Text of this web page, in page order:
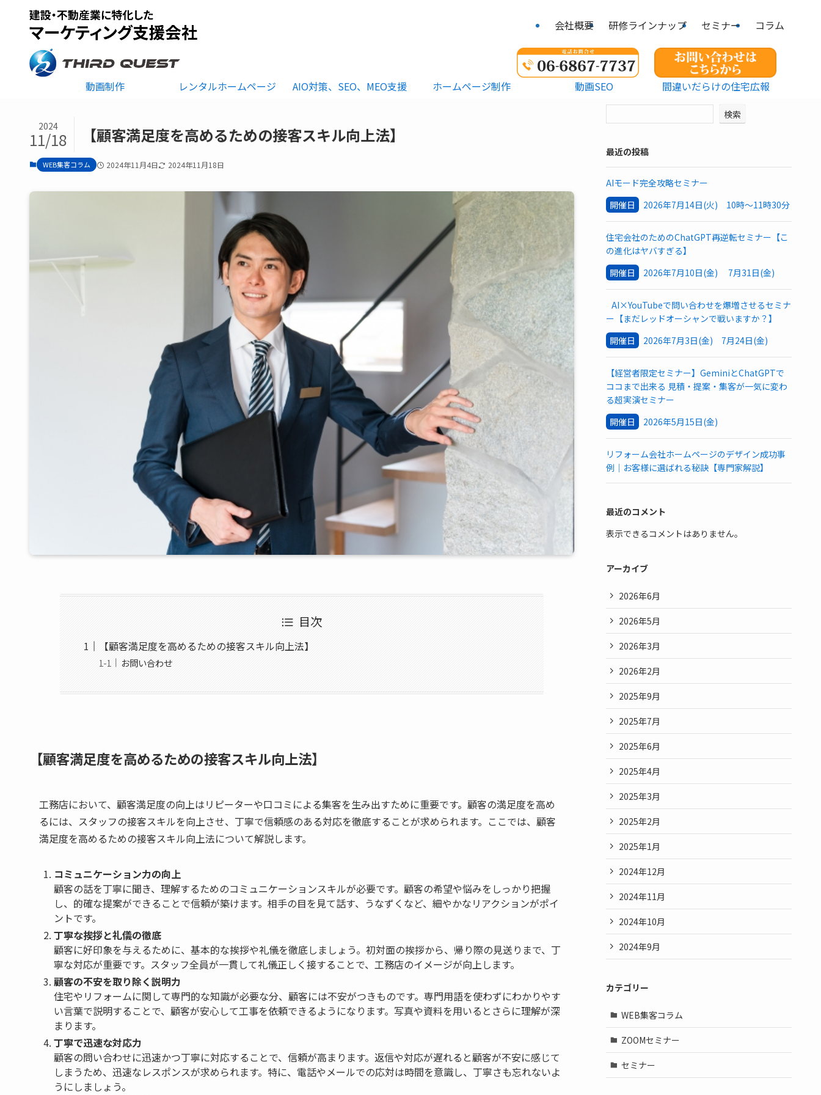
会社概要 研修ラインナップ セミナー コラム
動画制作 レンタルホームページ AIO対策、SEO、MEO支援 ホームページ制作 動画SEO 間違いだらけの住宅広報
【顧客満足度を高めるための接客スキル向上法】
2024
11/18
WEB集客コラム 2024年11月4日 2024年11月18日
目次
【顧客満足度を高めるための接客スキル向上法】
お問い合わせ
【顧客満足度を高めるための接客スキル向上法】
工務店において、顧客満足度の向上はリピーターや口コミによる集客を生み出すために重要です。顧客の満足度を高め
るには、スタッフの接客スキルを向上させ、丁寧で信頼感のある対応を徹底することが求められます。ここでは、顧客
満足度を高めるための接客スキル向上法について解説します。
コミュニケーション力の向上
顧客の話を丁寧に聞き、理解するためのコミュニケーションスキルが必要です。顧客の希望や悩みをしっかり把握
し、的確な提案ができることで信頼が築けます。相手の目を見て話す、うなずくなど、細やかなリアクションがポイ
ントです。
丁寧な挨拶と礼儀の徹底
顧客に好印象を与えるために、基本的な挨拶や礼儀を徹底しましょう。初対面の挨拶から、帰り際の見送りまで、丁
寧な対応が重要です。スタッフ全員が一貫して礼儀正しく接することで、工務店のイメージが向上します。
顧客の不安を取り除く説明力
住宅やリフォームに関して専門的な知識が必要な分、顧客には不安がつきものです。専門用語を使わずにわかりやす
い言葉で説明することで、顧客が安心して工事を依頼できるようになります。写真や資料を用いるとさらに理解が深
まります。
丁寧で迅速な対応力
顧客の問い合わせに迅速かつ丁寧に対応することで、信頼が高まります。返信や対応が遅れると顧客が不安に感じて
しまうため、迅速なレスポンスが求められます。特に、電話やメールでの応対は時間を意識し、丁寧さも忘れないよ
うにしましょう。
検索
最近の投稿
AIモード完全攻略セミナー
開催日
2026年7月14日(火) 10時～11時30分
住宅会社のためのChatGPT再逆転セミナー【こ
の進化はヤバすぎる】
開催日
2026年7月10日(金) 7月31日(金)
AI×YouTubeで問い合わせを爆増させるセミナ
ー【まだレッドオーシャンで戦いますか？】
開催日
2026年7月3日(金) 7月24日(金)
【経営者限定セミナー】GeminiとChatGPTで
ココまで出来る 見積・提案・集客が一気に変わ
る超実演セミナー
開催日
2026年5月15日(金)
リフォーム会社ホームページのデザイン成功事
例｜お客様に選ばれる秘訣【専門家解説】
最近のコメント
表示できるコメントはありません。
アーカイブ
2026年6月
2026年5月
2026年3月
2026年2月
2025年9月
2025年7月
2025年6月
2025年4月
2025年3月
2025年2月
2025年1月
2024年12月
2024年11月
2024年10月
2024年9月
カテゴリー
WEB集客コラム
ZOOMセミナー
セミナー